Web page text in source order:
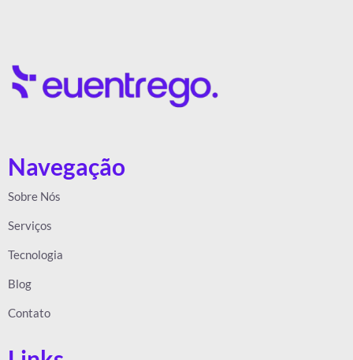
Navegação
Sobre Nós
Serviços
Tecnologia
Blog
Contato